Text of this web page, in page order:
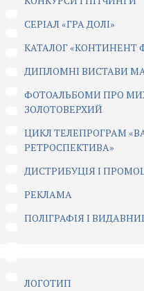
CЕРІАЛ «ГРА ДОЛІ»
КАТАЛОГ «КОНТИНЕНТ
ДИПЛОМНІ ВИСТАВИ
ФОТОАЛЬБОМИ ПРО
ЗОЛОТОВЕРХИЙ
ЦИКЛ ТЕЛЕПРОГРАМ
РЕТРОСПЕКТИВА»
ДИСТРИБУЦІЯ І
РЕКЛАМА
ПОЛІГРАФІЯ І
ЛОГОТИП